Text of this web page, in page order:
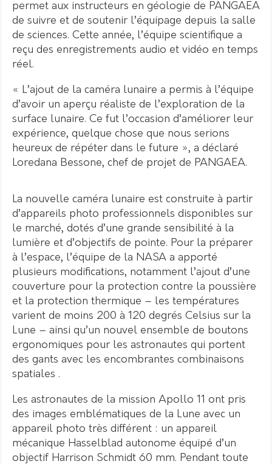
permet aux instructeurs en géologie de PANGAEA
de suivre et de soutenir l’équipage depuis la salle
de sciences. Cette année, l’équipe scientifique a
reçu des enregistrements audio et vidéo en temps
réel.
« L’ajout de la caméra lunaire a permis à l’équipe
d’avoir un aperçu réaliste de l’exploration de la
surface lunaire. Ce fut l’occasion d’améliorer leur
expérience, quelque chose que nous serions
heureux de répéter dans le future », a déclaré
Loredana Bessone, chef de projet de PANGAEA.
La nouvelle caméra lunaire est construite à partir
d’appareils photo professionnels disponibles sur
le marché, dotés d’une grande sensibilité à la
lumière et d’objectifs de pointe. Pour la préparer
à l’espace, l’équipe de la NASA a apporté
plusieurs modifications, notamment l’ajout d’une
couverture pour la protection contre la poussière
et la protection thermique – les températures
varient de moins 200 à 120 degrés Celsius sur la
Lune – ainsi qu’un nouvel ensemble de boutons
ergonomiques pour les astronautes qui portent
des gants avec les encombrantes combinaisons
spatiales .
Les astronautes de la mission Apollo 11 ont pris
des images emblématiques de la Lune avec un
appareil photo très différent : un appareil
mécanique Hasselblad autonome équipé d’un
objectif Harrison Schmidt 60 mm. Pendant toute